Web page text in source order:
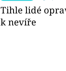
Tihle lidé
k nevíře​